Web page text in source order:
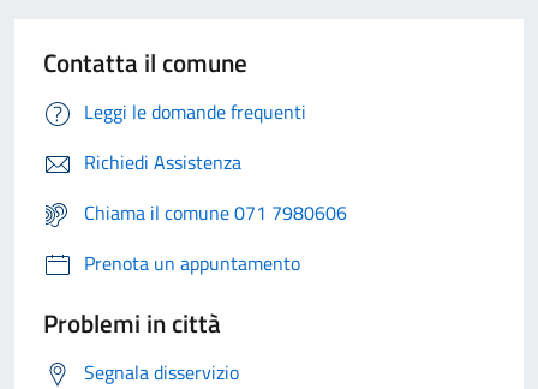
Contatta il comune
Leggi le domande frequenti
Richiedi Assistenza
Chiama il comune 071 7980606
Prenota un appuntamento
Problemi in città
Segnala disservizio